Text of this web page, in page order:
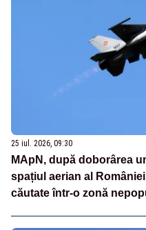
25 iul. 2026, 09:30
MApN, după doborârea
spațiul aerian al
căutate într-o zonă